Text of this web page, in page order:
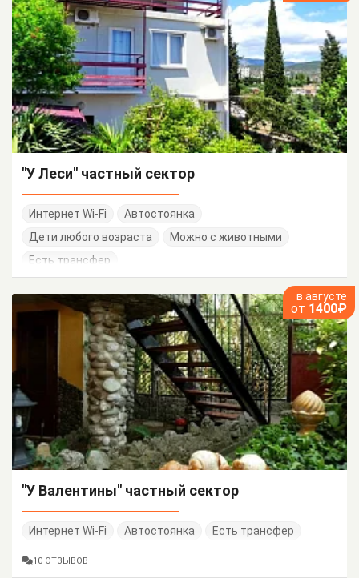
"У Леси" частный сектор
Интернет Wi-Fi
Автостоянка
Дети любого возраста
Можно с животными
Есть трансфер
в августе
от 1400₽
"У Валентины" частный сектор
Интернет Wi-Fi Автостоянка Есть трансфер
10 ОТЗЫВОВ